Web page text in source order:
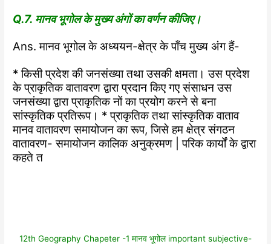
Q.7. मानव भूगोल के मुख्य अंगों का वर्णन कीजिए।
Ans. मानव भूगोल के अध्ययन-क्षेत्र के पाँच मुख्य अंग हैं-
* किसी प्रदेश की जनसंख्या तथा उसकी क्षमता। उस प्रदेश
के प्राकृतिक वातावरण द्वारा प्रदान किए गए संसाधन उस
जनसंख्या द्वारा प्राकृतिक नों का प्रयोग करने से बना
सांस्कृतिक प्रतिरूप। * प्राकृतिक तथा सांस्कृतिक वाताव
मानव वातावरण समायोजन का रूप, जिसे हम क्षेत्र संगठन
वातावरण- समायोजन कालिक अनुक्रमण | परिक कार्यों के द्वारा
कहते त
12th Geography Chapeter -1 मानव भूगोल important subjective-